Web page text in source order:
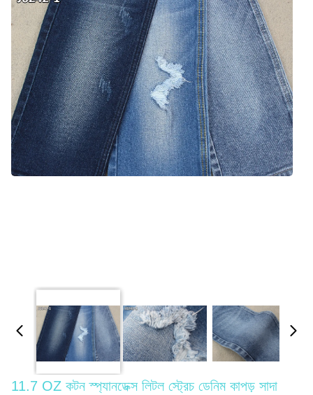
11.7 OZ কটন স্প্যানডেক্স লিটল স্ট্রেচ ডেনিম কাপড় সাদা